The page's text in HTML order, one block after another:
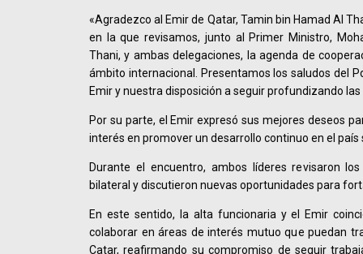
«Agradezco al Emir de Qatar, Tamin bin Hamad Al
en la que revisamos, junto al Primer Ministro,
Thani, y ambas delegaciones, la agenda de
ámbito internacional. Presentamos los saludos del
Emir y nuestra disposición a seguir profundizando las
Por su parte, el Emir expresó sus mejores deseos
interés en promover un desarrollo continuo en el país
Durante el encuentro, ambos líderes revisaron
bilateral y discutieron nuevas oportunidades para
En este sentido, la alta funcionaria y el Emir
colaborar en áreas de interés mutuo que puedan
Catar, reafirmando su compromiso de seguir